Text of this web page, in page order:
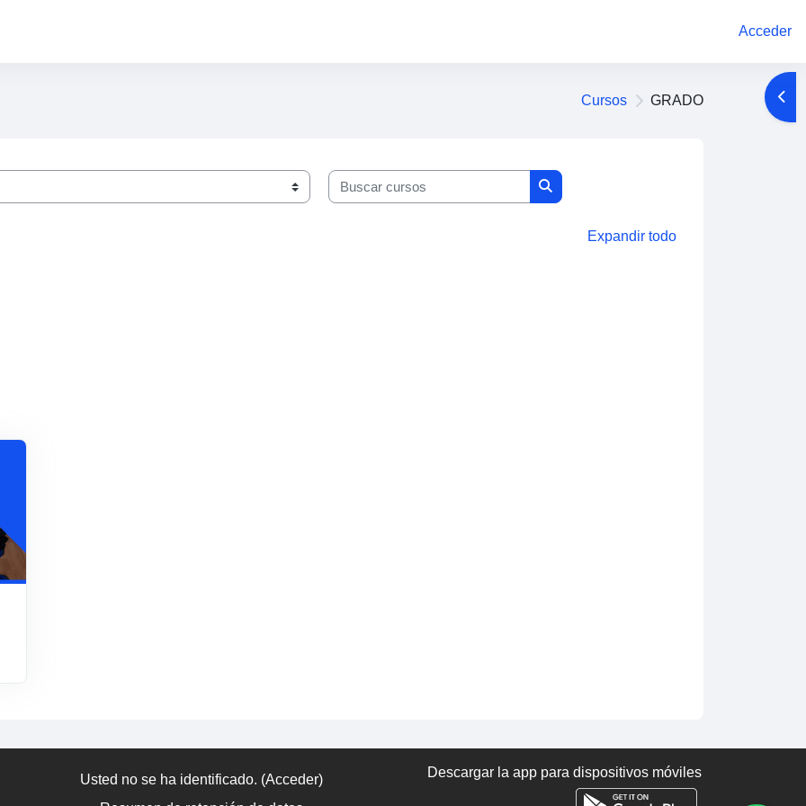
Acceder
Cursos GRADO
Buscar cursos
Buscar cursos
Expandir todo
Usted no se ha identificado. (Acceder)
Descargar la app para dispositivos móviles